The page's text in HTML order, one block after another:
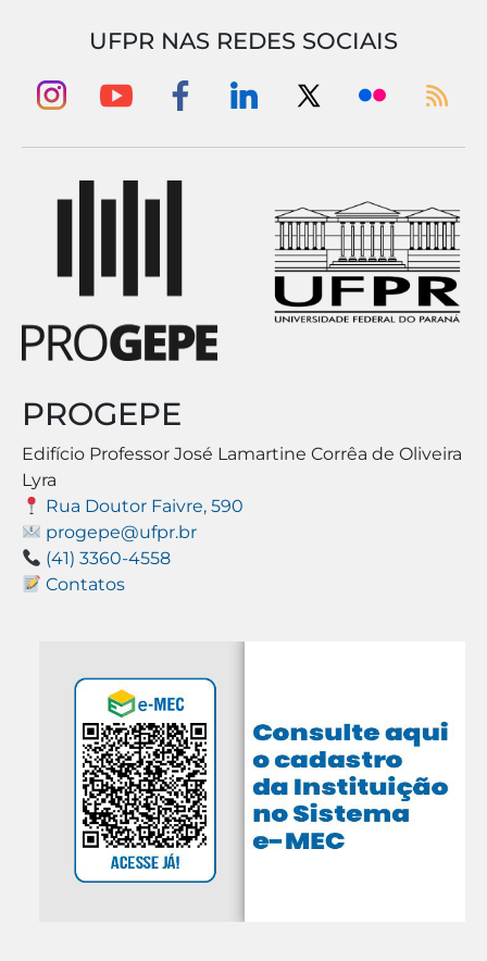
UFPR NAS REDES SOCIAIS
PROGEPE
Edifício Professor José Lamartine Corrêa de Oliveira
Lyra
Rua Doutor Faivre, 590
progepe@ufpr.br
(41) 3360-4558
Contatos